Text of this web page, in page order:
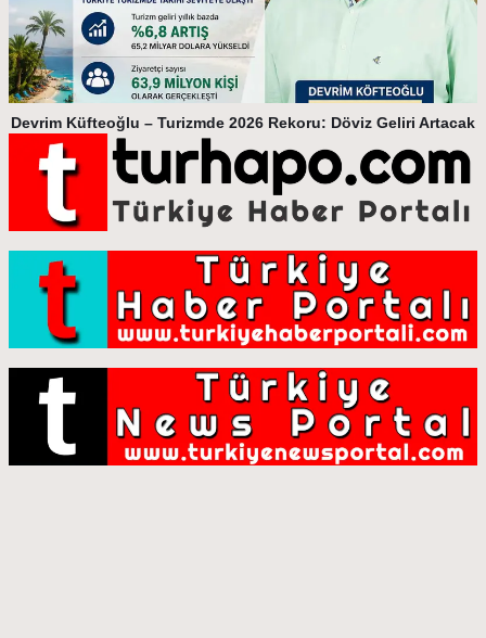
Devrim Küfteoğlu – Turizmde 2026 Rekoru: Döviz Geliri Artacak